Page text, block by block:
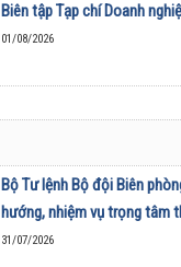
Biên tập Tạp chí Doanh
01/08/2026
Bộ Tư lệnh Bộ đội Biên
hướng, nhiệm vụ trọng tâm
31/07/2026